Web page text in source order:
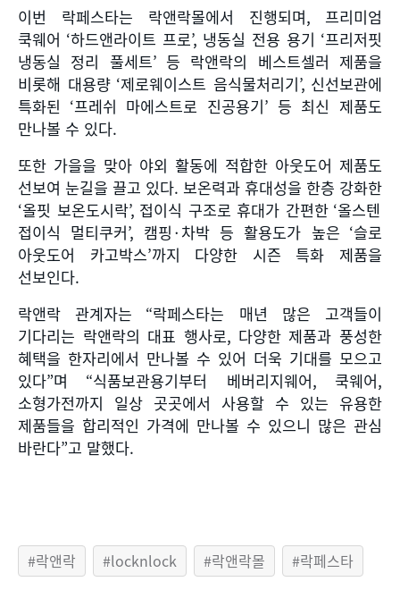
이번 락페스타는 락앤락몰에서 진행되며, 프리미엄
쿡웨어 ‘하드앤라이트 프로’, 냉동실 전용 용기 ‘프리저핏
냉동실 정리 풀세트’ 등 락앤락의 베스트셀러 제품을
비롯해 대용량‘제로웨이스트 음식물처리기’, 신선보관에
특화된 ‘프레쉬 마에스트로 진공용기’ 등 최신 제품도
만나볼 수 있다.
또한 가을을 맞아 야외 활동에 적합한 아웃도어 제품도
선보여 눈길을 끌고 있다. 보온력과 휴대성을 한층 강화한
‘올핏 보온도시락’, 접이식 구조로 휴대가 간편한‘올스텐
접이식 멀티쿠커’, 캠핑 · 차박 등 활용도가 높은 ‘슬로
아웃도어 카고박스’까지 다양한 시즌 특화 제품을
선보인다.
락앤락 관계자는 “락페스타는 매년 많은 고객들이
기다리는 락앤락의 대표 행사로, 다양한 제품과 풍성한
혜택을 한자리에서 만나볼 수 있어 더욱 기대를 모으고
있다”며 “식품보관용기부터 베버리지웨어, 쿡웨어,
소형가전까지 일상 곳곳에서 사용할 수 있는 유용한
제품들을 합리적인 가격에 만나볼 수 있으니 많은 관심
바란다”고 말했다.
락앤락 locknlock 락앤락몰 락페스타